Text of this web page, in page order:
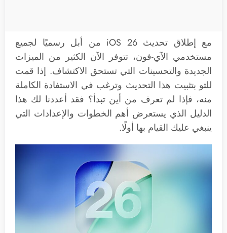
مع إطلاق تحديث iOS 26 من أبل رسميًا لجميع
مستخدمي الآي-فون، تتوفر الآن الكثير من الميزات
الجديدة والتحسينات التي تستحق الاكتشاف. إذا قمت
للتو بتثبيت هذا التحديث وترغب في الاستفادة الكاملة
منه، فإذا لم تعرف من أين تبدأ؟ فقد أعددنا لك هذا
الدليل الذي يستعرض أهم الخطوات والإعدادات التي
ينبغي عليك القيام بها أولًا.